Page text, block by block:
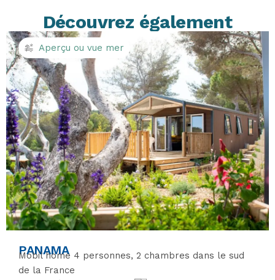
Découvrez également
Aperçu ou vue mer
PANAMA
Mobil home 4 personnes, 2 chambres dans le sud
de la France